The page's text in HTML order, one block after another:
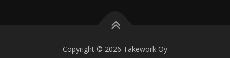
Copyright © 2026 Takework Oy